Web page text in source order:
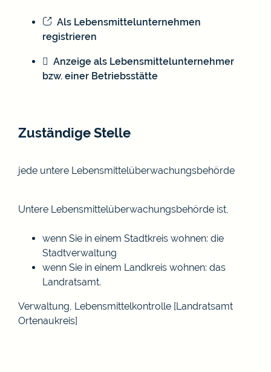
Als Lebensmittelunternehmen
registrieren
Anzeige als Lebensmittelunternehmer
bzw. einer Betriebsstätte
Zuständige Stelle
jede untere Lebensmittelüberwachungsbehörde
Untere Lebensmittelüberwachungsbehörde ist,
wenn Sie in einem Stadtkreis wohnen: die
Stadtverwaltung
wenn Sie in einem Landkreis wohnen: das
Landratsamt.
Verwaltung, Lebensmittelkontrolle [Landratsamt
Ortenaukreis]